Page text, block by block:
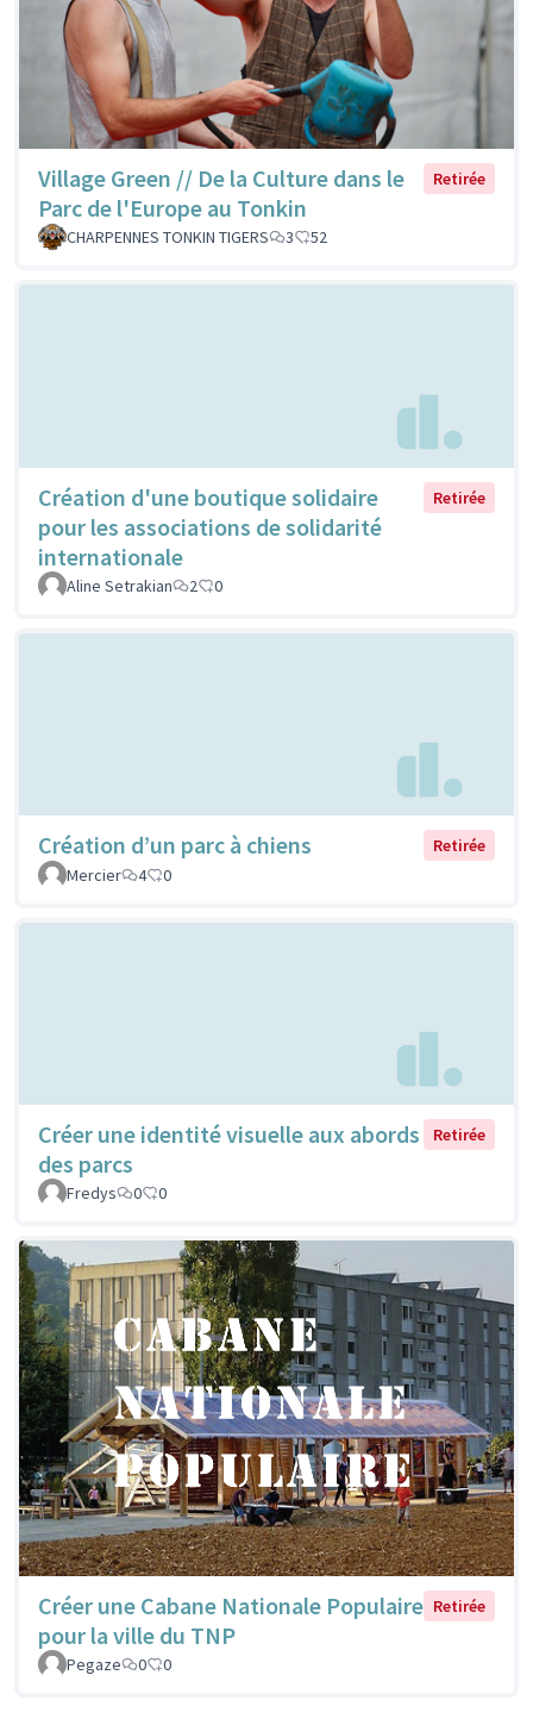
Village Green // De la Culture dans le
Parc de l'Europe au Tonkin
Retirée
CHARPENNES TONKIN TIGERS 3 52
Création d'une boutique solidaire
pour les associations de solidarité
internationale
Retirée
Aline Setrakian 2 0
Création d’un parc à chiens
Retirée
Mercier
4 0
Créer une identité visuelle aux abords
des parcs
Retirée
Fredys 0 0
Créer une Cabane Nationale Populaire
pour la ville du TNP
Retirée
Pegaze 0 0